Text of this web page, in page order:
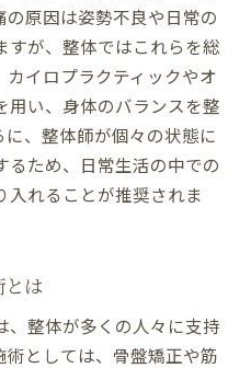
原因は姿勢不良や日常の
すが、整体ではこれらを総
イロプラクティックやオ
用い、身体のバランスを整
、整体師が個々の状態に
ため、日常生活の中での
入れることが推奨されま
とは
、整体が多くの人々に支持
術としては、骨盤矯正や筋